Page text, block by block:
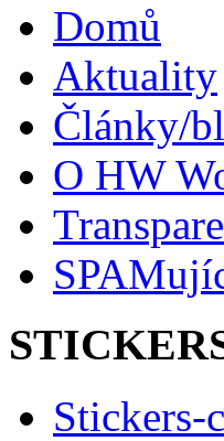
Domů
Aktuality
Články/
O HW
Stickers-